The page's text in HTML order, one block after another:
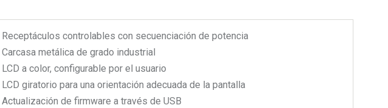
Receptáculos controlables con secuenciación de potencia
Carcasa metálica de grado industrial
LCD a color, configurable por el usuario
LCD giratorio para una orientación adecuada de la pantalla
Actualización de firmware a través de USB